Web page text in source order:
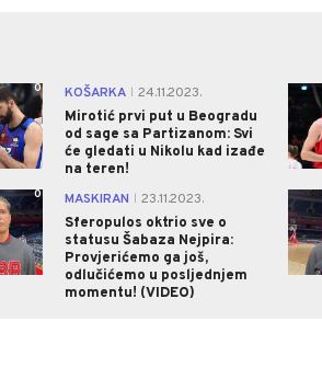
0 KOŠARKA
24.11.2023.
Mirotić prvi put u Beogradu
od sage sa Partizanom: Svi
će gledati u Nikolu kad izađe
na teren!
0 MASKIRAN
23.11.2023.
Sferopulos oktrio sve o
statusu Šabaza Nejpira:
Provjerićemo ga još,
odlučićemo u posljednjem
momentu! (VIDEO)